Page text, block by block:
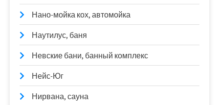
Нано-мойка кох, автомойка
Наутилус, баня
Невские бани, банный комплекс
Нейс-Юг
Нирвана, сауна